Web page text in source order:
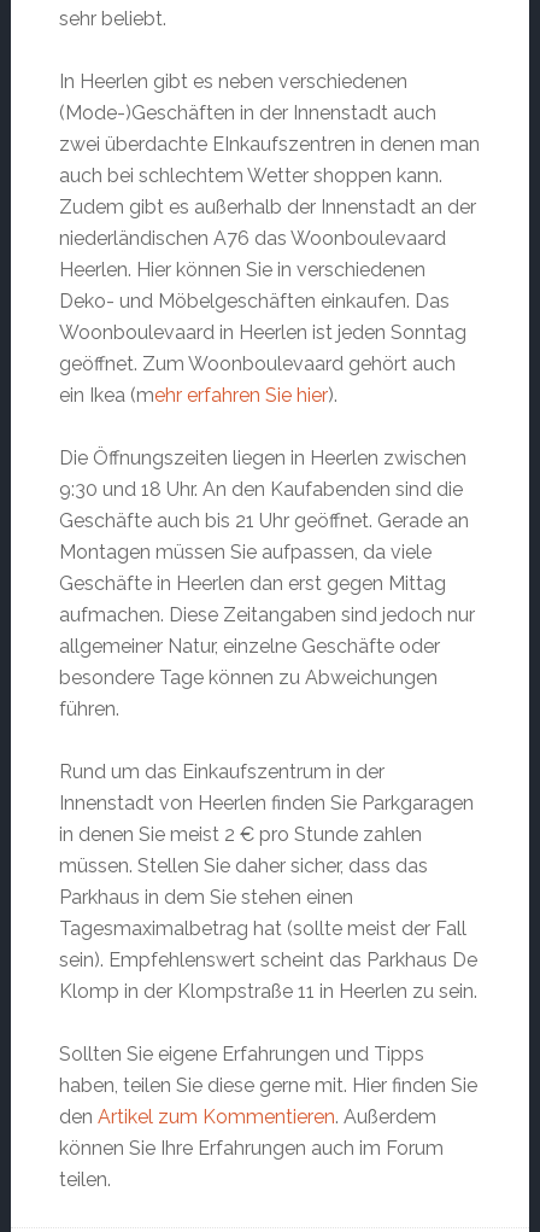
sehr beliebt.
In Heerlen gibt es neben verschiedenen
(Mode-)Geschäften in der Innenstadt auch
zwei überdachte EInkaufszentren in denen man
auch bei schlechtem Wetter shoppen kann.
Zudem gibt es außerhalb der Innenstadt an der
niederländischen A76 das Woonboulevaard
Heerlen. Hier können Sie in verschiedenen
Deko- und Möbelgeschäften einkaufen. Das
Woonboulevaard in Heerlen ist jeden Sonntag
geöffnet. Zum Woonboulevaard gehört auch
ein Ikea (mehr erfahren Sie hier).
Die Öffnungszeiten liegen in Heerlen zwischen
9:30 und 18 Uhr. An den Kaufabenden sind die
Geschäfte auch bis 21 Uhr geöffnet. Gerade an
Montagen müssen Sie aufpassen, da viele
Geschäfte in Heerlen dan erst gegen Mittag
aufmachen. Diese Zeitangaben sind jedoch nur
allgemeiner Natur, einzelne Geschäfte oder
besondere Tage können zu Abweichungen
führen.
Rund um das Einkaufszentrum in der
Innenstadt von Heerlen finden Sie Parkgaragen
in denen Sie meist 2 € pro Stunde zahlen
müssen. Stellen Sie daher sicher, dass das
Parkhaus in dem Sie stehen einen
Tagesmaximalbetrag hat (sollte meist der Fall
sein). Empfehlenswert scheint das Parkhaus De
Klomp in der Klompstraße 11 in Heerlen zu sein.
Sollten Sie eigene Erfahrungen und Tipps
haben, teilen Sie diese gerne mit. Hier finden Sie
den Artikel zum Kommentieren. Außerdem
können Sie Ihre Erfahrungen auch im Forum
teilen.